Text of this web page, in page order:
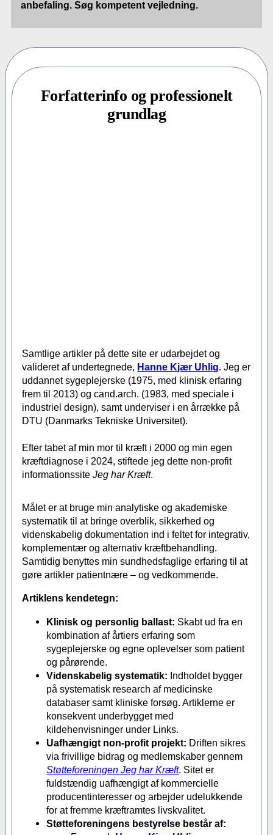
anbefaling. Søg kompetent vejledning.
Forfatterinfo og professionelt
grundlag
Samtlige artikler på dette site er udarbejdet og
valideret af undertegnede, Hanne Kjær Uhlig . Jeg er
uddannet sygeplejerske (1975, med klinisk erfaring
frem til 2013) og cand.arch. (1983, med speciale i
industriel design), samt underviser i en årrække på
DTU (Danmarks Tekniske Universitet).
Efter tabet af min mor til kræft i 2000 og min egen
kræftdiagnose i 2024, stiftede jeg dette non-profit
informationssiteJeg har Kræft.
Målet er at bruge min analytiske og akademiske
systematik til at bringe overblik, sikkerhed og
videnskabelig dokumentation ind i feltet for integrativ,
komplementær og alternativ kræftbehandling.
Samtidig benyttes min sundhedsfaglige erfaring til at
gøre artikler patientnære – og vedkommende.
Artiklens kendetegn:
Klinisk og personlig ballast: Skabt ud fra en
kombination af årtiers erfaring som
sygeplejerske og egne oplevelser som patient
og pårørende.
Videnskabelig systematik: Indholdet bygger
på systematisk research af medicinske
databaser samt kliniske forsøg. Artiklerne er
konsekvent underbygget med
kildehenvisninger under Links.
Uafhængigt non-profit projekt: Driften sikres
via frivillige bidrag og medlemskaber gennem
Støtteforeningen Jeg har Kræft. Sitet er
fuldstændig uafhængigt af kommercielle
producentinteresser og arbejder udelukkende
for at fremme kræftramtes livskvalitet.
Støtteforeningens bestyrelse består af: